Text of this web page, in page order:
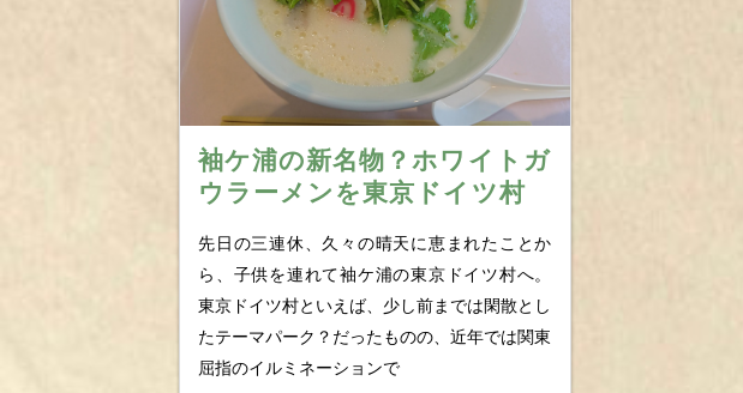
袖ケ浦の新名物？ホワイトガ
ウラーメンを東京ドイツ村
先日の三連休、久々の晴天に恵まれたことか
ら、子供を連れて袖ケ浦の東京ドイツ村へ。
東京ドイツ村といえば、少し前までは閑散とし
たテーマパーク？だったものの、近年では関東
屈指のイルミネーションで